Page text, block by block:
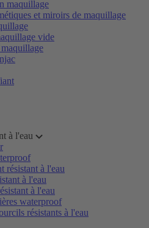
maquillage
et miroirs de maquillage
vide
à l'eau
résistant à l'eau
à l'eau
à l'eau
waterproof
résistants à l'eau